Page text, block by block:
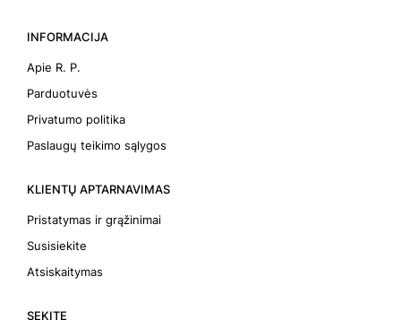
INFORMACIJA
Apie R. P.
Parduotuvės
Privatumo politika
Paslaugų teikimo sąlygos
KLIENTŲ APTARNAVIMAS
Pristatymas ir grąžinimai
Susisiekite
Atsiskaitymas
SEKITE